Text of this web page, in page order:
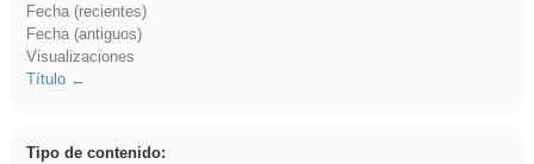
Fecha (recientes)
Fecha (antiguos)
Visualizaciones
Título
Tipo de contenido: